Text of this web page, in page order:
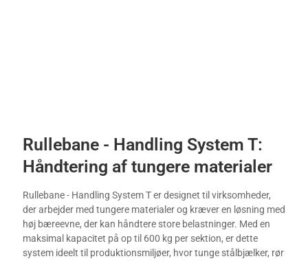
Rullebane - Handling System T:
Håndtering af tungere materialer
Rullebane - Handling System T er designet til virksomheder,
der arbejder med tungere materialer og kræver en løsning med
høj bæreevne, der kan håndtere store belastninger. Med en
maksimal kapacitet på op til 600 kg per sektion, er dette
system ideelt til produktionsmiljøer, hvor tunge stålbjælker, rør